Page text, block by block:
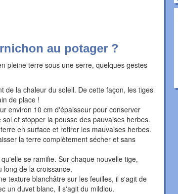
au potager ?
pleine terre sous une serre, quelques gestes
de la chaleur du soleil. De cette façon, les tiges
de place !
environ 10 cm d'épaisseur pour conserver
et stopper la pousse des pauvaises herbes.
en surface et retirer les mauvaises herbes.
la terre complètement sécher et sans
se ramifie. Sur chaque nouvelle tige,
long de la croissance.
texture blanchâtre sur les feuilles, il s'agit de
un duvet blanc, il s'agit du mildiou.